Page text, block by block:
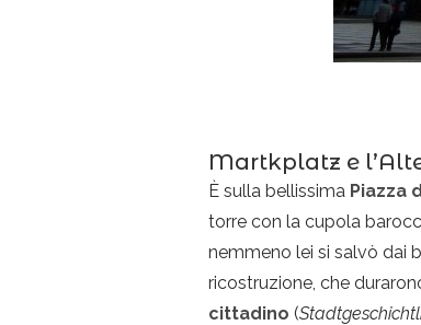
Martkplatz e
È sulla bellissima Piazza
torre con la cupola
nemmeno lei si salvò dai
ricostruzione, che
cittadino (